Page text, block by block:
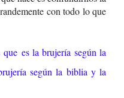
con todo lo que
que es la brujería según la
según la biblia y la